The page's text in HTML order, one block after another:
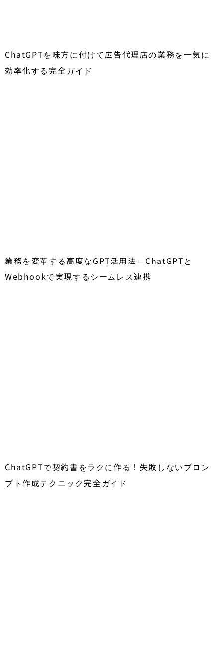
ChatGPTを味方に付けて広告代理店の業務を一気に
効率化する完全ガイド
業務を変革する高度なGPT活用法―ChatGPTと
Webhookで実現するシームレス連携
ChatGPTで契約書をラクに作る！失敗しないプロン
プト作成テクニック完全ガイド